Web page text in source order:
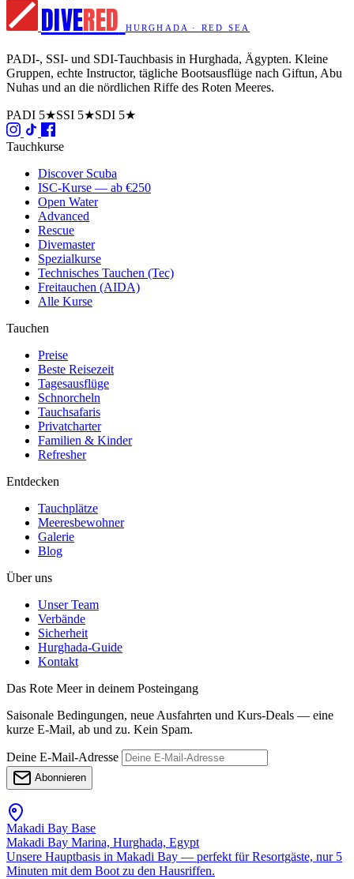
DIVERED HURGHADA · RED SEA
PADI-, SSI- und SDI-Tauchbasis in Hurghada, Ägypten. Kleine
Gruppen, echte Instructor, tägliche Bootsausflüge nach Giftun, Abu
Nuhas und an die nördlichen Riffe des Roten Meeres.
PADI 5★SSI 5★SDI 5★
Tauchkurse
Discover Scuba
ISC-Kurse — ab €250
Open Water
Advanced
Rescue
Divemaster
Spezialkurse
Technisches Tauchen (Tec)
Freitauchen (AIDA)
Alle Kurse
Tauchen
Preise
Beste Reisezeit
Tagesausflüge
Schnorcheln
Tauchsafaris
Privatcharter
Familien & Kinder
Refresher
Entdecken
Tauchplätze
Meeresbewohner
Galerie
Blog
Über uns
Unser Team
Verbände
Sicherheit
Hurghada-Guide
Kontakt
Das Rote Meer in deinem Posteingang
Saisonale Bedingungen, neue Ausfahrten und Kurs-Deals — eine
kurze E-Mail, ab und zu. Kein Spam.
Deine E-Mail-Adresse
Abonnieren
Makadi Bay Base
Makadi Bay Marina, Hurghada, Egypt
Unsere Hauptbasis in Makadi Bay — perfekt für Resortgäste, nur 5
Minuten mit dem Boot zu den Hausriffen.